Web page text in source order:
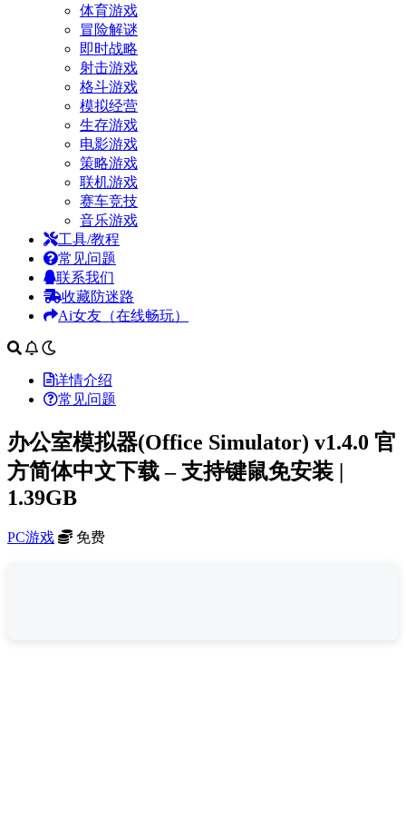
体育游戏
冒险解谜
即时战略
射击游戏
格斗游戏
模拟经营
生存游戏
电影游戏
策略游戏
联机游戏
赛车竞技
音乐游戏
工具/教程
常见问题
联系我们
收藏防迷路
Ai女友（在线畅玩）
详情介绍
常见问题
办公室模拟器(Office Simulator) v1.4.0 官
方简体中文下载 – 支持键鼠免安装 |
1.39GB
PC游戏 免费